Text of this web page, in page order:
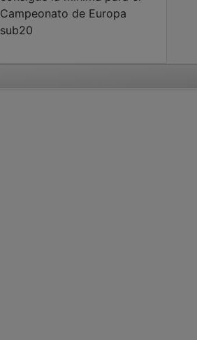
Campeonato de Europa
sub20